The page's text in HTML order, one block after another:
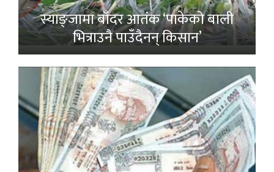
स्याङ्जामा बाँदर आतंक ‘पाकेको बाली
भित्राउनै पाउँदैनन् किसान’